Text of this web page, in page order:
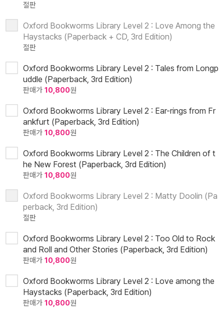
절판
Oxford Bookworms Library Level 2 : Love Among the
Haystacks (Paperback + CD, 3rd Edition)
절판
Oxford Bookworms Library Level 2 : Tales from Longp
uddle (Paperback, 3rd Edition)
판매가 10,800원
Oxford Bookworms Library Level 2 : Ear-rings from Fr
ankfurt (Paperback, 3rd Edition)
판매가 10,800원
Oxford Bookworms Library Level 2 : The Children of t
he New Forest (Paperback, 3rd Edition)
판매가 10,800원
Oxford Bookworms Library Level 2 : Matty Doolin (Pa
perback, 3rd Edition)
절판
Oxford Bookworms Library Level 2 : Too Old to Rock
and Roll and Other Stories (Paperback, 3rd Edition)
판매가 10,800원
Oxford Bookworms Library Level 2 : Love among the
Haystacks (Paperback, 3rd Edition)
판매가 10,800원